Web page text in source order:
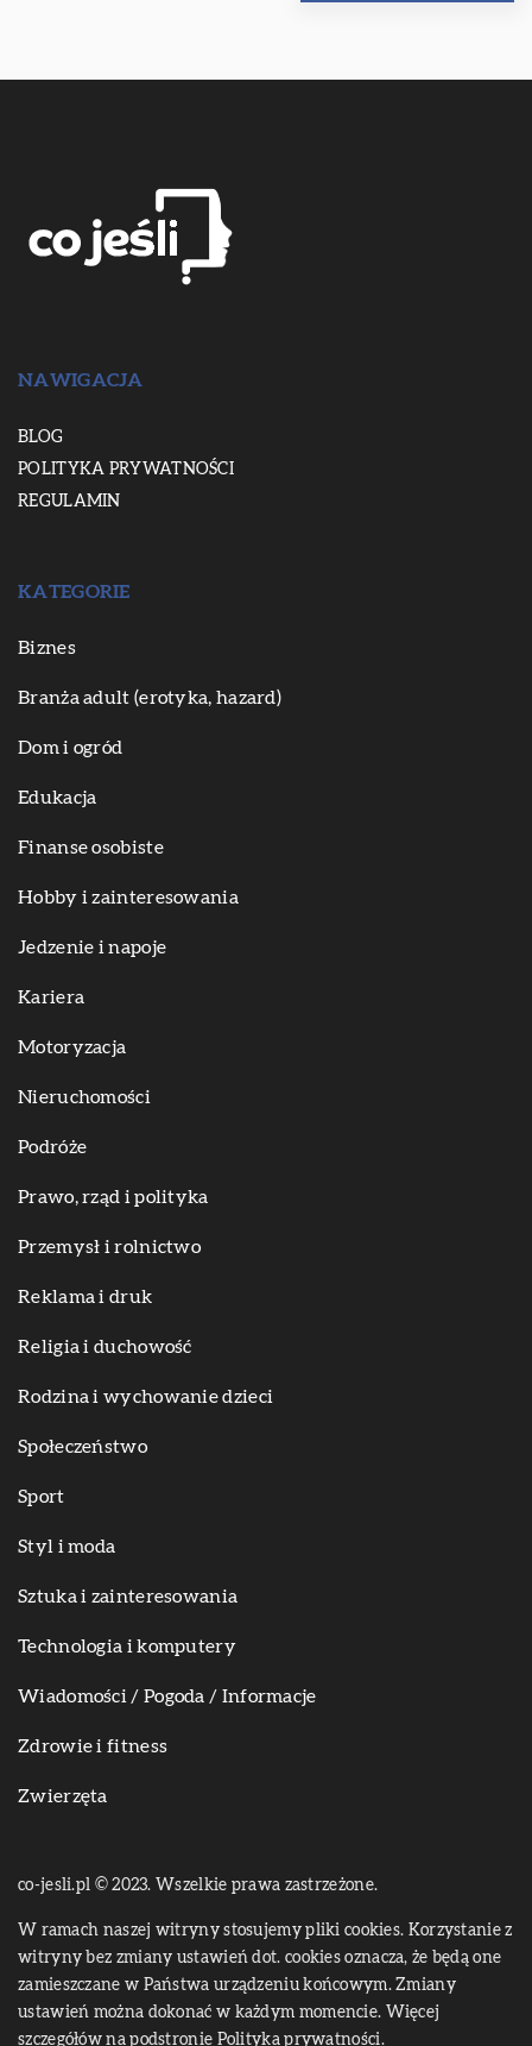
NAWIGACJA
BLOG
POLITYKA PRYWATNOŚCI
REGULAMIN
KATEGORIE
Biznes
Branża adult (erotyka, hazard)
Dom i ogród
Edukacja
Finanse osobiste
Hobby i zainteresowania
Jedzenie i napoje
Kariera
Motoryzacja
Nieruchomości
Podróże
Prawo, rząd i polityka
Przemysł i rolnictwo
Reklama i druk
Religia i duchowość
Rodzina i wychowanie dzieci
Społeczeństwo
Sport
Styl i moda
Sztuka i zainteresowania
Technologia i komputery
Wiadomości / Pogoda / Informacje
Zdrowie i fitness
Zwierzęta
co-jesli.pl © 2023. Wszelkie prawa zastrzeżone.
W ramach naszej witryny stosujemy pliki cookies. Korzystanie z
witryny bez zmiany ustawień dot. cookies oznacza, że będą one
zamieszczane w Państwa urządzeniu końcowym. Zmiany
ustawień można dokonać w każdym momencie. Więcej
szczegółów na podstronie Polityka prywatności.